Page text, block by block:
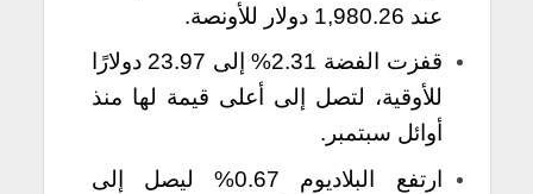
عند 1,980.26 دولار للأونصة.
قفزت الفضة 2.31% إلى 23.97 دولارًا
للأوقية، لتصل إلى أعلى قيمة لها منذ
أوائل سبتمبر.
ارتفع البلاديوم 0.67% ليصل إلى